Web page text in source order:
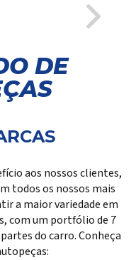
DE
aos nossos clientes,
todos os nossos mais
a maior variedade em
com um portfólio de 7
do carro. Conheça